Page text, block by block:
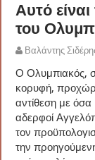
Αυτό
του
Βαλάντης
Ο Ολυμπιακός,
κορυφή,
αντίθεση με όσα
αδερφοί
τον
την